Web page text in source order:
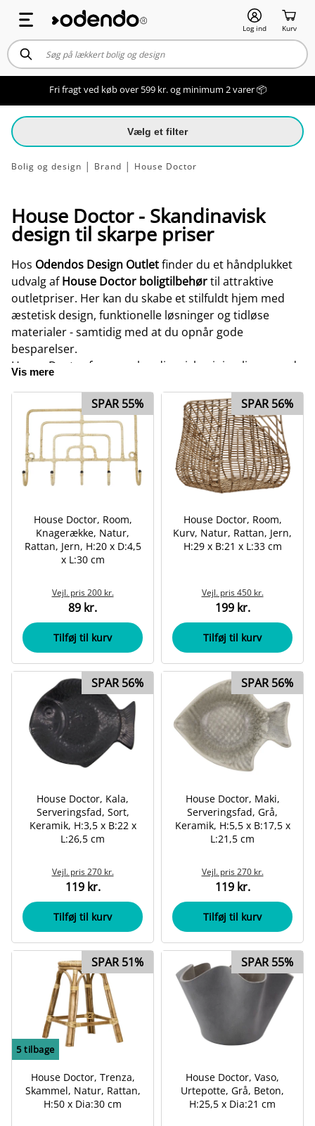
Log ind Kurv
Fri fragt ved køb over 599 kr. og minimum 2 varer 📦
Vælg et filter
Bolig og design Brand House Doctor
House Doctor - Skandinavisk
design til skarpe priser
Hos Odendos Design Outletfinder du et håndplukket
udvalg afHouse Doctor boligtilbehørtil attraktive
outletpriser. Her kan du skabe et stilfuldt hjem med
æstetisk design, funktionelle løsninger og tidløse
materialer - samtidig med at du opnår gode
besparelser.
House Doctor forener skandinavisk minimalisme med
Resultatet er boliginteriør, der skaber stemning i hele
hjemmet - fra stue og køkken til badeværelse,
soveværelse og kontor.
Vis mere
SPAR 55%
House Doctor, Room,
Knagerække, Natur,
Rattan, Jern, H:20 x D:4,5
x L:30 cm
Vejl. pris200 kr.
89 kr.
Tilføj til kurv
SPAR 56%
House Doctor, Room,
Kurv, Natur, Rattan, Jern,
H:29 x B:21 x L:33 cm
Vejl. pris450 kr.
199 kr.
Tilføj til kurv
SPAR 56%
House Doctor, Kala,
Serveringsfad, Sort,
Keramik, H:3,5 x B:22 x
L:26,5 cm
Vejl. pris270 kr.
119 kr.
Tilføj til kurv
SPAR 56%
House Doctor, Maki,
Serveringsfad, Grå,
Keramik, H:5,5 x B:17,5 x
L:21,5 cm
Vejl. pris270 kr.
119 kr.
Tilføj til kurv
5tilbage
SPAR 51%
House Doctor, Trenza,
Skammel, Natur, Rattan,
H:50 x Dia:30 cm
SPAR 55%
House Doctor, Vaso,
Urtepotte, Grå, Beton,
H:25,5 x Dia:21 cm